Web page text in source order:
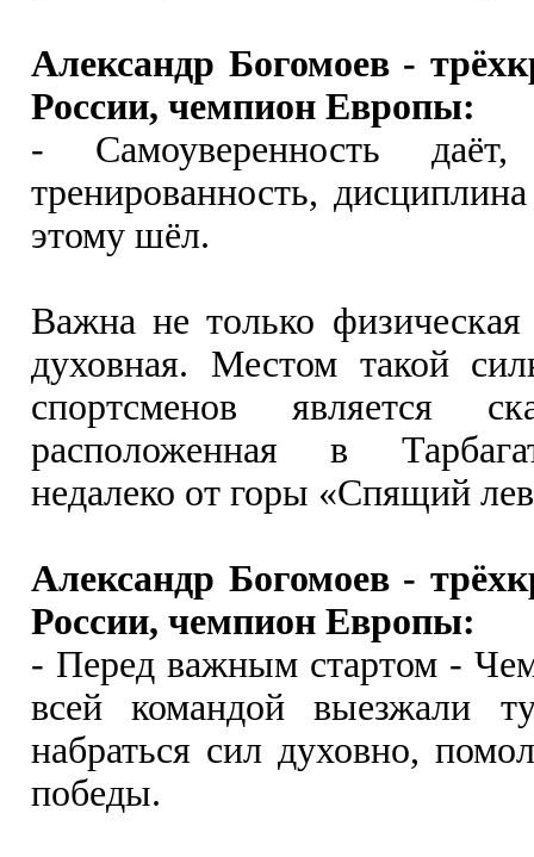
Александр Богомоев -
России, чемпион Европы:
- Самоуверенность
тренированность,
этому шёл.
Важна не только
духовная. Местом такой
спортсменов является
расположенная в
недалеко от горы «Спящий
Александр Богомоев -
России, чемпион Европы:
- Перед важным стартом -
всей командой выезжали
набраться сил духовно,
победы.